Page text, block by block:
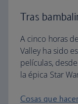
Tras
A cinco horas
Valley ha sido
películas,
la épica Star
Cosas que